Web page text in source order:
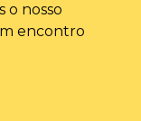
o nosso
encontro